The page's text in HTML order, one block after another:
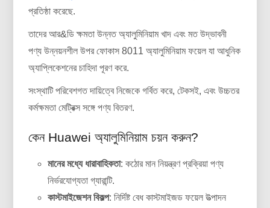
প্রতিষ্ঠা করেছে.
তাদের আর&ডি ক্ষমতা উন্নত অ্যালুমিনিয়াম খাদ এবং মত উদ্ভাবনী
পণ্য উন্নয়নশীল উপর ফোকাস 8011 অ্যালুমিনিয়াম ফয়েল যা আধুনিক
অ্যাপ্লিকেশনের চাহিদা পূরণ করে.
সংস্থাটি পরিবেশগত দায়িত্বে নিজেকে গর্বিত করে, টেকসই, এবং উচ্চতর
কর্মক্ষমতা মেট্রিক্স সঙ্গে পণ্য বিতরণ.
কেন Huawei অ্যালুমিনিয়াম চয়ন করুন?
মানের মধ্যে ধারাবাহিকতা: কঠোর মান নিয়ন্ত্রণ প্রক্রিয়া পণ্য
নির্ভরযোগ্যতা গ্যারান্টি.
কাস্টমাইজেশন বিকল্প: নির্দিষ্ট বেধ কাস্টমাইজড ফয়েল উত্পাদন